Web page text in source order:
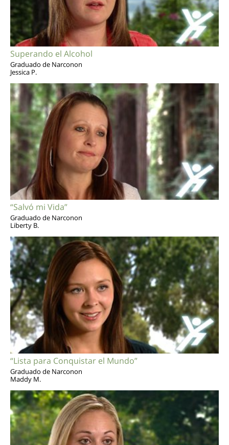
Superando el Alcohol
Graduado de Narconon
Jessica P.
“Salvó mi Vida”
Graduado de Narconon
Liberty B.
“Lista para Conquistar el Mundo”
Graduado de Narconon
Maddy M.